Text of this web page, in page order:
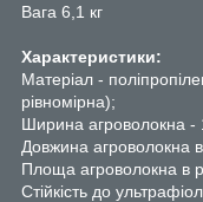
Вага 6,1 кг
Характеристики:
Матеріал -
рівномірна);
Ширина агроволокна -
Довжина агроволокна
Площа агроволокна в
Стійкість до